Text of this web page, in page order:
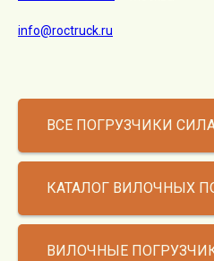
info@roctruck.ru
ВСЕ ПОГРУЗЧИКИ
КАТАЛОГ ВИЛОЧНЫХ
ВИЛОЧНЫЕ